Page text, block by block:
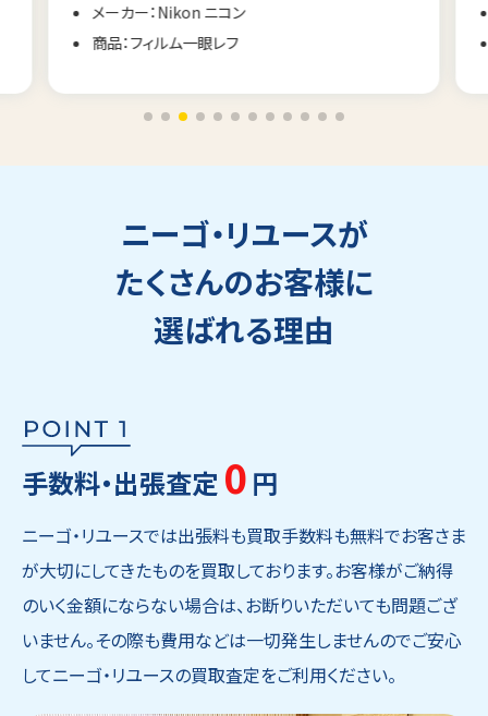
メーカー：Nikon ニコン
商品：フィルム一眼レフ
ニーゴ・リユースが
たくさんのお客様に
選ばれる理由
手数料・出張査定 0 円
ニーゴ・リユースでは出張料も買取手数料も無料でお客さま
が大切にしてきたものを買取しております。お客様がご納得
のいく金額にならない場合は、お断りいただいても問題ござ
いません。その際も費用などは一切発生しませんのでご安心
してニーゴ・リユースの買取査定をご利用ください。